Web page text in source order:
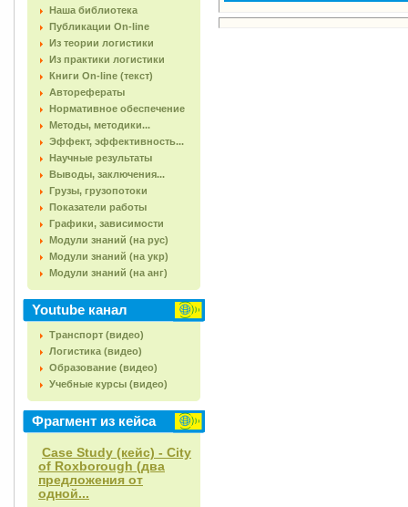
Наша библиотека
Публикации On-line
Из теории логистики
Из практики логистики
Книги On-line (текст)
Авторефераты
Нормативное обеспечение
Методы, методики...
Эффект, эффективность...
Научные результаты
Выводы, заключения...
Грузы, грузопотоки
Показатели работы
Графики, зависимости
Модули знаний (на рус)
Модули знаний (на укр)
Модули знаний (на анг)
Youtube канал
Транспорт (видео)
Логистика (видео)
Образование (видео)
Учебные курсы (видео)
Фрагмент из кейса
Case Study (кейс) - City
of Roxborough (два
предложения от
одной...